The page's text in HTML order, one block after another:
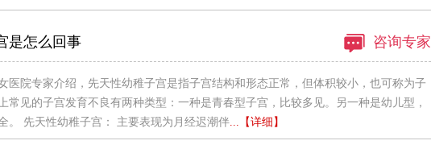
是怎么回事 咨询专家
医院专家介绍，先天性幼稚子宫是指子宫结构和形态正常，但体积较小，也可称为子
常见的子宫发育不良有两种类型：一种是青春型子宫，比较多见。另一种是幼儿型，
。 先天性幼稚子宫： 主要表现为月经迟潮伴...【详细】